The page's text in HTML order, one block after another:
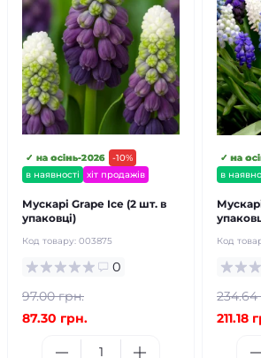
-10%
в наявності
✓ на осінь-2026
хіт продажів
Мускарі Grape Ice (2 шт. в
упаковці)
Код товару: 003875
0
97.00 грн.
87.30 грн.
в
✓ на
Код
234.64
211.18